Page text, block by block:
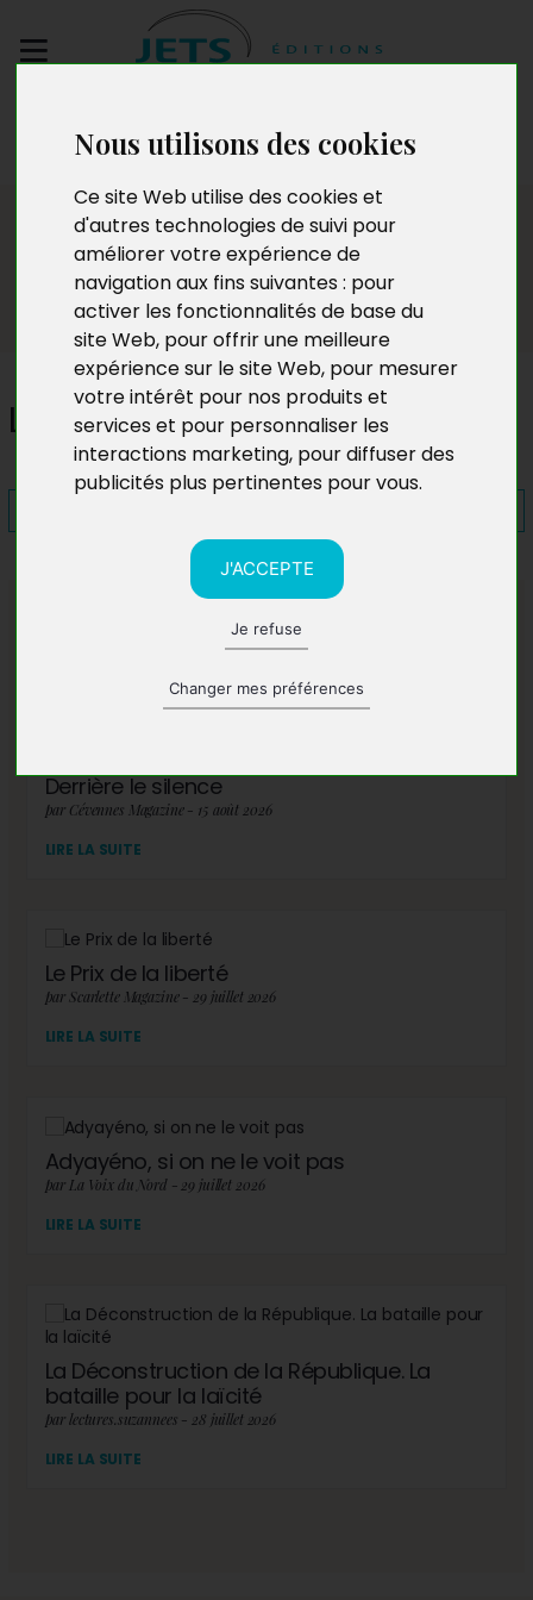
Nous utilisons des cookies
Ce site Web utilise des cookies et
d'autres technologies de suivi pour
améliorer votre expérience de
navigation aux fins suivantes : pour
activer les fonctionnalités de base du
site Web, pour offrir une meilleure
expérience sur le site Web, pour mesurer
votre intérêt pour nos produits et
services et pour personnaliser les
interactions marketing, pour diffuser des
publicités plus pertinentes pour vous.
J'ACCEPTE
Je refuse
Changer mes préférences
manuscrit
Presse
L'Alliance du zodiac
A lire également
Derrière le silence
par Cévennes Magazine - 15 août 2026
LIRE LA SUITE
Le Prix de la liberté
par Scarlette Magazine - 29 juillet 2026
LIRE LA SUITE
Adyayéno, si on ne le voit pas
par La Voix du Nord - 29 juillet 2026
LIRE LA SUITE
La Déconstruction de la République. La
bataille pour la laïcité
par lectures.suzannees - 28 juillet 2026
LIRE LA SUITE